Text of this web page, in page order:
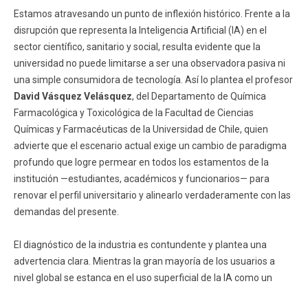
Estamos atravesando un punto de inflexión histórico. Frente a la
disrupción que representa la Inteligencia Artificial (IA) en el
sector científico, sanitario y social, resulta evidente que la
universidad no puede limitarse a ser una observadora pasiva ni
una simple consumidora de tecnología. Así lo plantea el profesor
David Vásquez Velásquez, del Departamento de Química
Farmacológica y Toxicológica de la Facultad de Ciencias
Químicas y Farmacéuticas de la Universidad de Chile, quien
advierte que el escenario actual exige un cambio de paradigma
profundo que logre permear en todos los estamentos de la
institución —estudiantes, académicos y funcionarios— para
renovar el perfil universitario y alinearlo verdaderamente con las
demandas del presente.
El diagnóstico de la industria es contundente y plantea una
advertencia clara. Mientras la gran mayoría de los usuarios a
nivel global se estanca en el uso superficial de la IA como un